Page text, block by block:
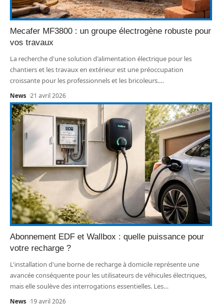
Mecafer MF3800 : un groupe électrogène robuste pour
vos travaux
La recherche d'une solution d'alimentation électrique pour les
chantiers et les travaux en extérieur est une préoccupation
croissante pour les professionnels et les bricoleurs.…
News 21 avril 2026
Abonnement EDF et Wallbox : quelle puissance pour
votre recharge ?
L'installation d'une borne de recharge à domicile représente une
avancée conséquente pour les utilisateurs de véhicules électriques,
mais elle soulève des interrogations essentielles. Les…
News 19 avril 2026